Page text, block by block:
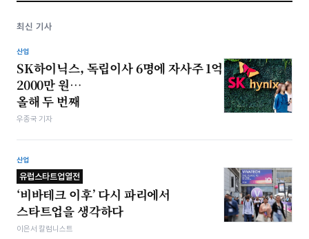
최신 기사
산업
SK하이닉스, 독립이사 6명에 자사주 1억
2000만 원…
올해 두 번째
우종국 기자
산업
유럽스타트업열전
‘비바테크 이후’ 다시 파리에서
스타트업을 생각하다
이은서 칼럼니스트